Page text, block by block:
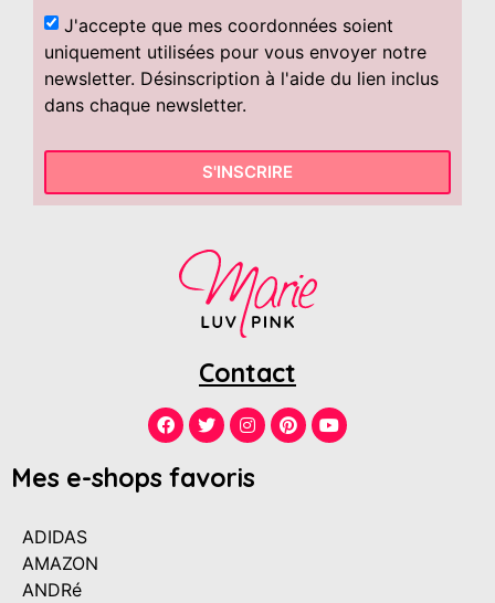
J'accepte que mes coordonnées soient
uniquement utilisées pour vous envoyer notre
newsletter. Désinscription à l'aide du lien inclus
dans chaque newsletter.
S'INSCRIRE
Contact
Mes e-shops favoris
ADIDAS
AMAZON
ANDRé